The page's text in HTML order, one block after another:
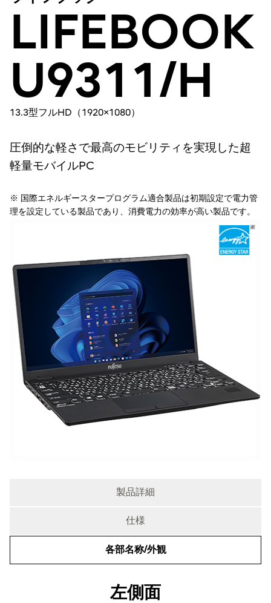
LIFEBOOK
U9311/H
13.3型フルHD（1920×1080）
圧倒的な軽さで最高のモビリティを実現した超
軽量モバイルPC
※ 国際エネルギースタープログラム適合製品は初期設定で電力管
理を設定している製品であり、消費電力の効率が高い製品です。
製品詳細
仕様
各部名称/外観
左側面